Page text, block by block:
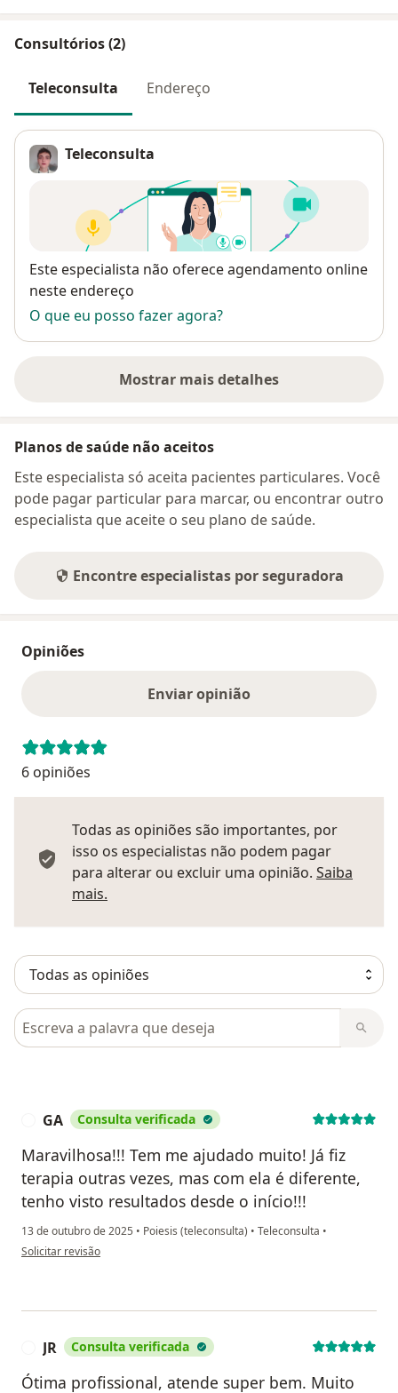
Consultórios (2)
Teleconsulta Endereço
Teleconsulta
Disponibilidade
Este especialista não oferece agendamento online
neste endereço
O que eu posso fazer agora?
Mostrar mais detalhes
sobre o endereço
Planos de saúde não aceitos
Este especialista só aceita pacientes particulares. Você
pode pagar particular para marcar, ou encontrar outro
especialista que aceite o seu plano de saúde.
Encontre especialistas por seguradora
Opiniões
Enviar opinião
6 opiniões
Todas as opiniões são importantes, por
isso os especialistas não podem pagar
para alterar ou excluir uma opinião. Saiba
mais.
Pesquisar em opiniões
GA Consulta verificada
Maravilhosa!!! Tem me ajudado muito! Já fiz
terapia outras vezes, mas com ela é diferente,
tenho visto resultados desde o início!!!
13 de outubro de 2025 • Poiesis (teleconsulta) • Teleconsulta •
na opinião do utilizador GA
Solicitar revisão
JR Consulta verificada
Ótima profissional, atende super bem. Muito